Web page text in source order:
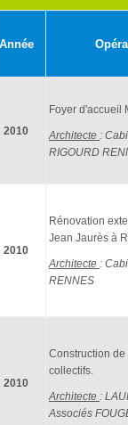
Année
2010
Foyer d'accueil
Architecte :
RIGOURD
2010
Rénovation
Jean Jaurès à
Architecte :
RENNES
2010
Construction
collectifs.
Architecte :
Associés